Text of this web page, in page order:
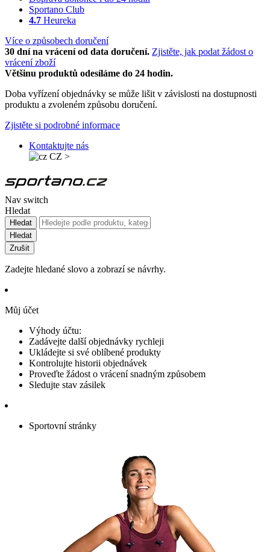
Sportano Club
4.7 Heureka
Více o způsobech doručení
30 dní na vrácení od data doručení. Zjistěte, jak podat žádost o
vrácení zboží
Většinu produktů odesíláme do 24 hodin.
Doba vyřízení objednávky se může lišit v závislosti na dostupnosti
produktu a zvoleném způsobu doručení.
Zjistěte si podrobné informace
Kontaktujte nás
CZ >
Nav switch
Hledat
Hledat
Hledat
Zrušit
Zadejte hledané slovo a zobrazí se návrhy.
Můj účet
Výhody účtu:
Zadávejte další objednávky rychleji
Ukládejte si své oblíbené produkty
Kontrolujte historii objednávek
Proveďte žádost o vrácení snadným způsobem
Sledujte stav zásilek
Sportovní stránky